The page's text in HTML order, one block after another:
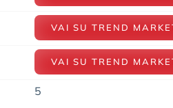
VAI SU TREND
VAI SU TREND
5